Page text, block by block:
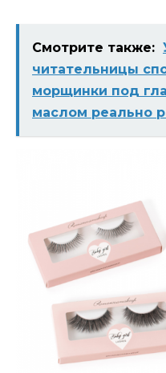
Смотрите также:
читательницы
морщинки под
маслом реально